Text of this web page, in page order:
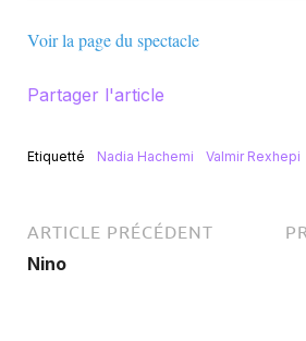
Voir la page du spectacle
Partager l'article
Etiquetté Nadia Hachemi Valmir Rexhepi
ARTICLE PRÉCÉDENT
Nino